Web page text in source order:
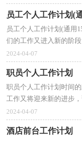
员工个人工作计划(
员工个人工作计划(通用
们的工作又进入新的阶
们好好地规划一下吧。
2024-04-07
职员个人工作计划
职员个人工作计划时间
工作又将迎来新的进步
又在为写计划犯愁了？
2024-04-07
酒店前台工作计划